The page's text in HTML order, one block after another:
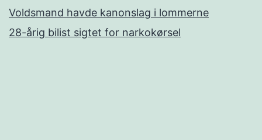
Voldsmand havde kanonslag i lommerne
28-årig bilist sigtet for narkokørsel